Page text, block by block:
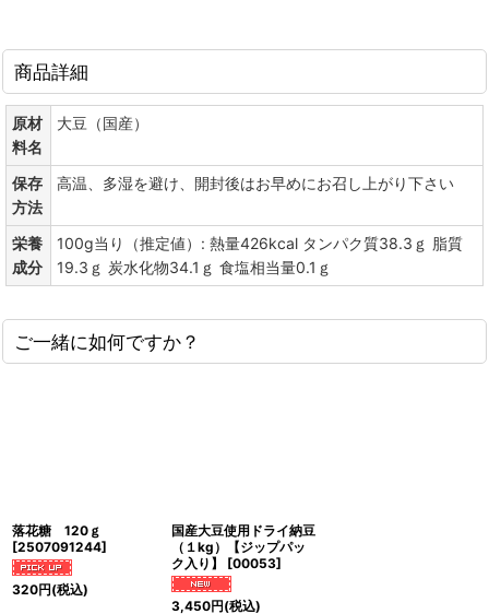
商品詳細
原材
料名
大豆（国産）
保存
方法
高温、多湿を避け、開封後はお早めにお召し上がり下さい
栄養
成分
100g当り（推定値）: 熱量426kcal タンパク質38.3ｇ 脂質
19.3ｇ 炭水化物34.1ｇ 食塩相当量0.1ｇ
ご一緒に如何ですか？
落花糖 120ｇ
[2507091244]
320円(税込)
国産大豆使用ドライ納豆
（１kg）【ジップパッ
ク入り】
[00053]
3,450円(税込)